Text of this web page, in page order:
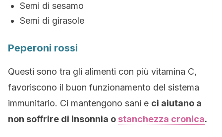
Semi di sesamo
Semi di girasole
Peperoni rossi
Questi sono tra gli alimenti con più vitamina C,
favoriscono il buon funzionamento del sistema
immunitario. Ci mantengono sani e ci aiutano a
non soffrire di insonnia o stanchezza cronica.